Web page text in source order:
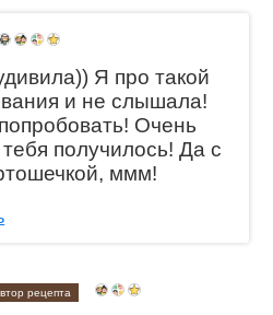
Я про такой
и не слышала!
Очень
получилось! Да с
ммм!
рецепта